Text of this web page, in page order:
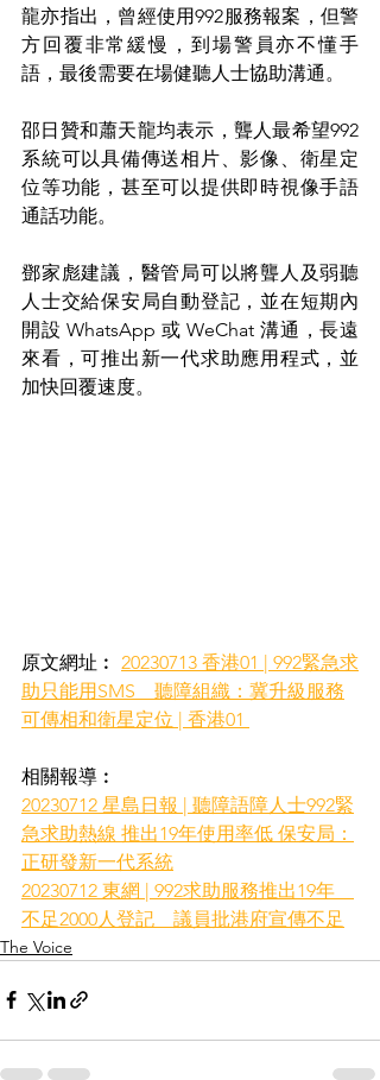
龍亦指出，曾經使用992服務報案，但警
方回覆非常緩慢，到場警員亦不懂手
語，最後需要在場健聽人士協助溝通。
邵日贊和蕭天龍均表示，聾人最希望992
系統可以具備傳送相片、影像、衛星定
位等功能，甚至可以提供即時視像手語
通話功能。
鄧家彪建議，醫管局可以將聾人及弱聽
人士交給保安局自動登記，並在短期內
開設 WhatsApp 或 WeChat 溝通，長遠
來看，可推出新一代求助應用程式，並
加快回覆速度。
原文網址︰ 20230713 香港01 | 992緊急求
助只能用SMS　聽障組織：冀升級服務
可傳相和衛星定位 | 香港01
相關報導︰
20230712 星島日報 | 聽障語障人士992緊
急求助熱線 推出19年使用率低 保安局：
正研發新一代系統
20230712 東網 | 992求助服務推出19年
不足2000人登記　議員批港府宣傳不足
The Voice